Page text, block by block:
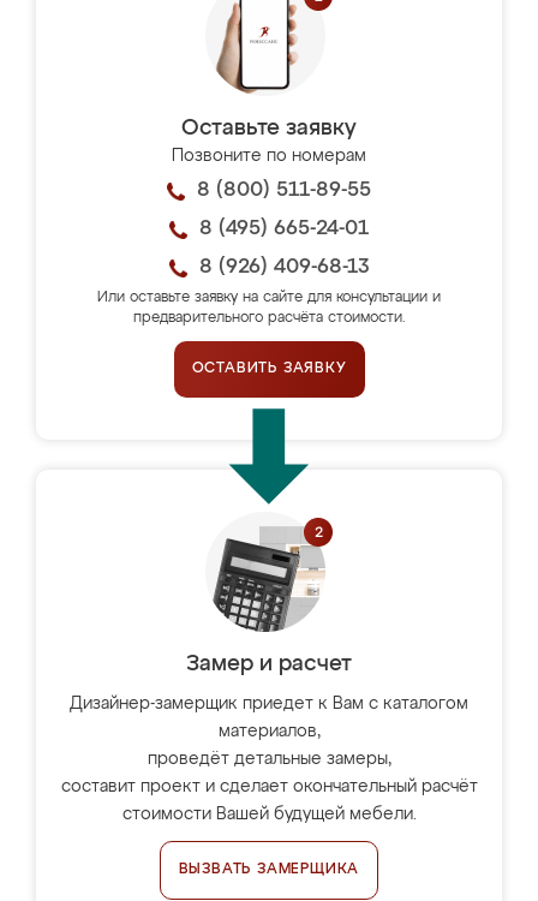
Оставьте заявку
Позвоните по номерам
8 (800) 511-89-55
8 (495) 665-24-01
8 (926) 409-68-13
Или оставьте заявку на сайте для консультации и
предварительного расчёта стоимости.
ОСТАВИТЬ ЗАЯВКУ
Замер и расчет
Дизайнер-замерщик приедет к Вам с каталогом
материалов,
проведёт детальные замеры,
составит проект и сделает окончательный расчёт
стоимости Вашей будущей мебели.
ВЫЗВАТЬ ЗАМЕРЩИКА